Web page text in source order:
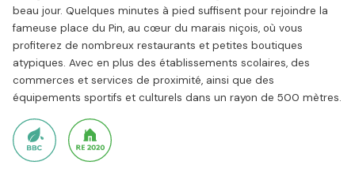
beau jour. Quelques minutes à pied suffisent pour rejoindre la
fameuse place du Pin, au cœur du marais niçois, où vous
profiterez de nombreux restaurants et petites boutiques
atypiques. Avec en plus des établissements scolaires, des
commerces et services de proximité, ainsi que des
équipements sportifs et culturels dans un rayon de 500 mètres.